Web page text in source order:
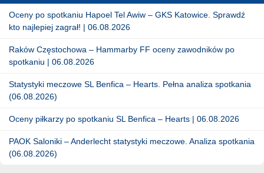
Oceny po spotkaniu Hapoel Tel Awiw – GKS Katowice. Sprawdź
kto najlepiej zagrał! | 06.08.2026
Raków Częstochowa – Hammarby FF oceny zawodników po
spotkaniu | 06.08.2026
Statystyki meczowe SL Benfica – Hearts. Pełna analiza spotkania
(06.08.2026)
Oceny piłkarzy po spotkaniu SL Benfica – Hearts | 06.08.2026
PAOK Saloniki – Anderlecht statystyki meczowe. Analiza spotkania
(06.08.2026)